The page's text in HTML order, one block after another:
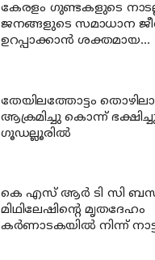
കേരളം ഗുണ്ടകളുടെ
ജനങ്ങളുടെ സമാധാന
ഉറപ്പാക്കാന്‍ ശക്തമായ
തേയിലത്തോട്ടം
ആക്രമിച്ചു കൊന്ന്
ഗൂഡല്ലൂരില്‍
കെ എസ് ആര്‍ ടി സി
മിഥിലേഷിന്റെ മൃതദേഹം
കര്‍ണാടകയില്‍ നിന്ന്